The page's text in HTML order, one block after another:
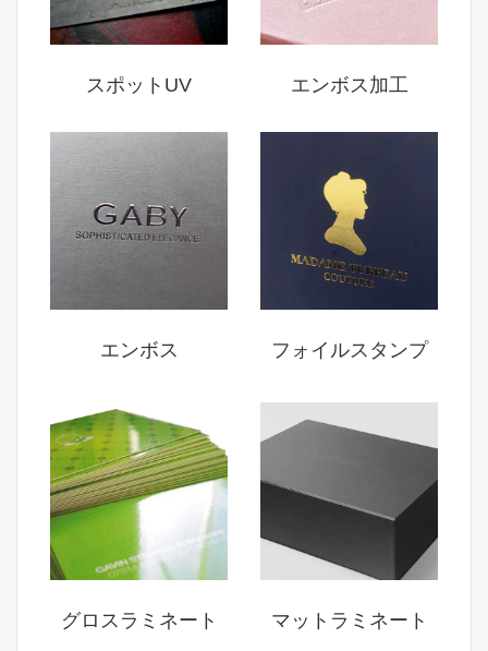
スポットUV エンボス加工
エンボス フォイルスタンプ
グロスラミネート マットラミネート